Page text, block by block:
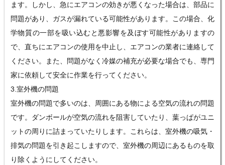
ます。しかし、急にエアコンの効きが悪くなった場合は、部品に
問題があり、ガスが漏れている可能性があります。この場合、化
学物質の一部を吸い込むと悪影響を及ぼす可能性がありますの
で、直ちにエアコンの使用を中止し、エアコンの業者に連絡して
ください。また、問題がなく冷媒の補充が必要な場合でも、専門
家に依頼して安全に作業を行ってください。
3.室外機の問題
室外機の問題で多いのは、周囲にある物による空気の流れの問題
です。ダンボールが空気の流れを阻害していたり、葉っぱがユニ
ットの周りに詰まっていたりします。これらは、室外機の吸気・
排気の問題を引き起こしますので、室外機の周辺にあるものを取
り除くようにしてください。